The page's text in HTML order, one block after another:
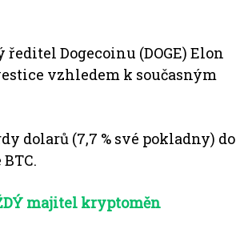
Dogecoinu (DOGE) Elon
vzhledem k současným
dolarů (7,7 % své pokladny) do
majitel kryptoměn